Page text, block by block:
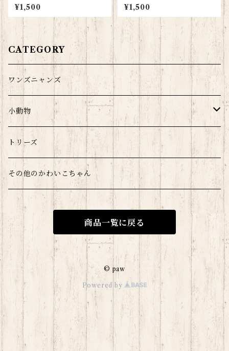
¥1,500 ¥1,500
CATEGORY
ワンズニャンズ
小動物
モルウサチラのみ
爬虫類
トリーズ
その他のかわいこちゃん
商品一覧に戻る
© paw
Powered by